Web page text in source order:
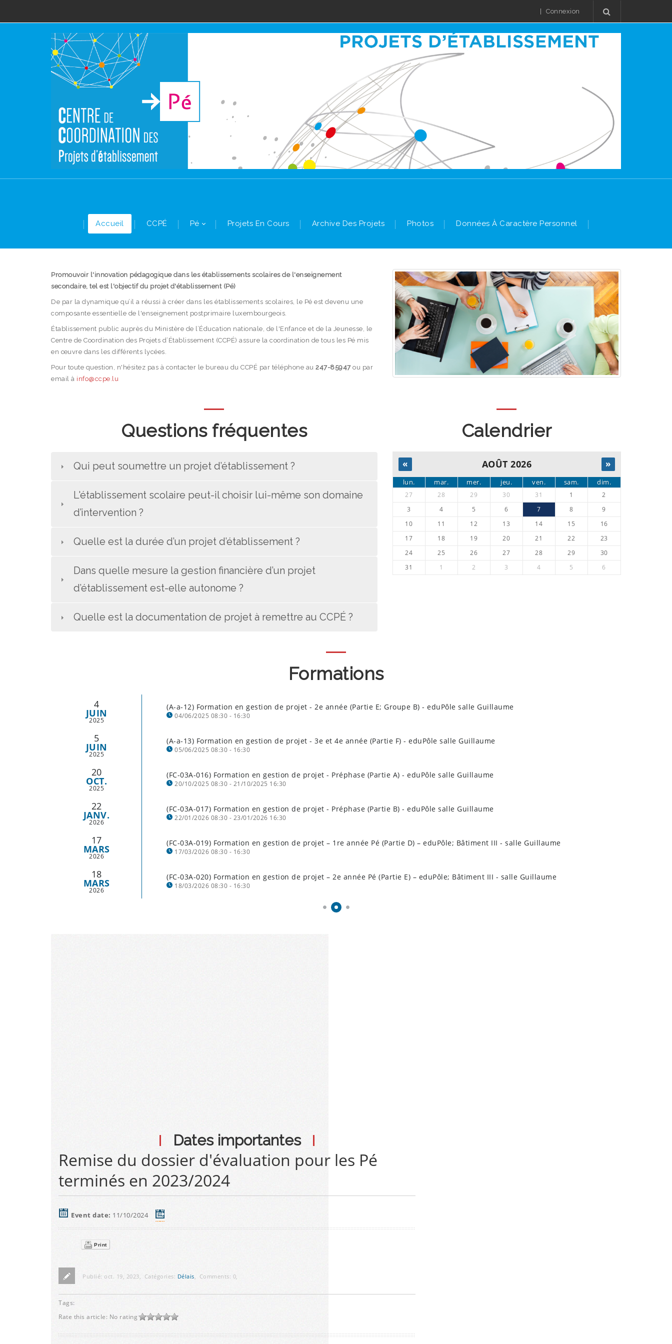
| Connexion
Accueil CCPÉ Pé Projets En Cours Archive Des Projets Photos Données À Caractère Personnel
Promouvoir l'innovation pédagogique dans les établissements scolaires de l'enseignement
secondaire, tel est l'objectif du projet d'établissement (Pé)
De par la dynamique qu’il a réussi à créer dans les établissements scolaires, le Pé est devenu une
composante essentielle de l'enseignement postprimaire luxembourgeois.
Établissement public auprès du Ministère de l’Éducation nationale, de l'Enfance et de la Jeunesse, le
Centre de Coordination des Projets d’Établissement (CCPÉ) assure la coordination de tous les Pé mis
en œuvre dans les différents lycées.
Pour toute question, n'hésitez pas à contacter le bureau du CCPÉ par téléphone au 247-85947ou par
email à info@ccpe.lu
Questions fréquentes
Qui peut soumettre un projet d’établissement ?
L'établissement scolaire peut-il choisir lui-même son domaine
d’intervention ?
Quelle est la durée d’un projet d’établissement ?
Dans quelle mesure la gestion financière d’un projet
d’établissement est-elle autonome ?
Quelle est la documentation de projet à remettre au CCPÉ ?
Calendrier
« AOÛT 2026 »
lun. mar. mer. jeu. ven. sam. dim.
27 28 29 30 31 1
2
3
4 5 6 7 8
9
10
11 12 13 14 15
16
17
18 19 20 21 22
23
24
25 26 27 28 29
30
31
1 2 3 4 5 6
Formations
4
JUIN
2025
(A-a-12) Formation en gestion de projet - 2e année (Partie E; Groupe B) - eduPôle salle Guillaume
04/06/2025 08:30 - 16:30
établissements concernés: AL, ECG, LGE, LJBM et LMA
5
JUIN
2025
(A-a-13) Formation en gestion de projet - 3e et 4e année (Partie F) - eduPôle salle Guillaume
05/06/2025 08:30 - 16:30
établissements concernés: LAML, LESC, LLIS, LN, LTETT
20
OCT.
2025
(FC-03A-016) Formation en gestion de projet - Préphase (Partie A) - eduPôle salle Guillaume
20/10/2025 08:30 - 21/10/2025 16:30
22
JANV.
2026
(FC-03A-017) Formation en gestion de projet - Préphase (Partie B) - eduPôle salle Guillaume
22/01/2026 08:30 - 23/01/2026 16:30
17
MARS
2026
(FC-03A-019) Formation en gestion de projet – 1re année Pé (Partie D) – eduPôle; Bâtiment III - salle Guillaume
17/03/2026 08:30 - 16:30
18
MARS
2026
(FC-03A-020) Formation en gestion de projet – 2e année Pé (Partie E) – eduPôle; Bâtiment III - salle Guillaume
18/03/2026 08:30 - 16:30
Dates importantes
Remise du dossier d'évaluation pour les Pé
terminés en 2023/2024
Event date: 11/10/2024
Print
Publié: oct. 19, 2023, Catégories: Délais, Comments: 0,
Tags:
Rate this article: No rating